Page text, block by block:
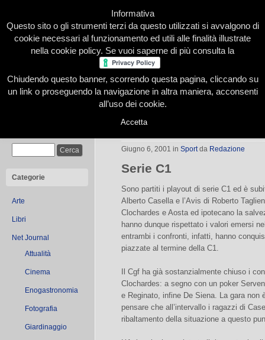
Home Presentazione Redazione Le nostre firme
Categorie
Arte
Libri
Net Journal
Attualità
Cinema
Enogastronomia
Fotografia
Giardinaggio
Calcio a 5
Giugno 6, 2001 in Sportda Redazione
Serie C1
Sono partiti i playout di serie C1 ed è
Alberto Casella e l’Avis di Roberto
Clochardes e Aosta ed ipotecano la
hanno dunque rispettato i valori emersi
entrambi i confronti, infatti, hanno
piazzate al termine della C1.
Il Cgf ha già sostanzialmente chiuso i
Clochardes: a segno con un poker
e Reginato, infine De Siena. La gara
pensare che all’intervallo i ragazzi di
ribaltamento della situazione a questo
Informativa
Questo sito o gli strumenti terzi da questo utilizzati si avvalgono di
cookie necessari al funzionamento ed utili alle finalità illustrate
nella cookie policy. Se vuoi saperne di più consulta la
Chiudendo questo banner, scorrendo questa pagina, cliccando su
un link o proseguendo la navigazione in altra maniera, acconsenti
all’uso dei cookie.
Accetta